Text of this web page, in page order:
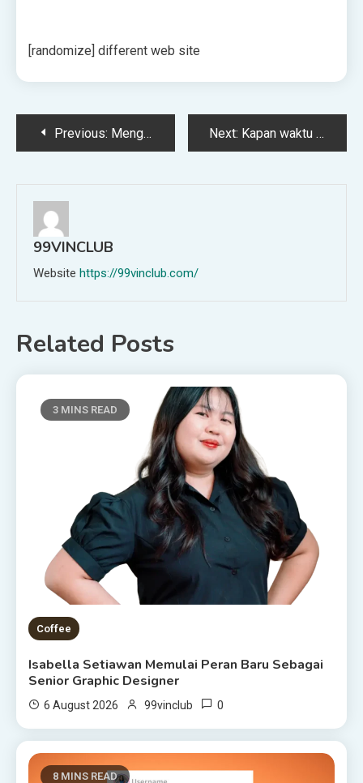
[randomize] different web site
PostPrevious: Mengapa Semua Orang Minum Chartreuse Musim Panas Ini? Next: Kapan waktu terbaik untuk merencanakan perjalanan golf ke Eropa?
99VINCLUB
Website https://99vinclub.com/
Related Posts
3 MINS READ
Coffee
Isabella Setiawan Memulai Peran Baru Sebagai
Senior Graphic Designer
6 August 2026 99vinclub 0
8 MINS READ